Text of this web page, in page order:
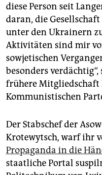
diese Person seit
daran, die
unter den Ukrainern
Aktivitäten sind mir
sowjetischen
besonders
frühere Mitgliedschaft
Kommunistischen
Der Stabschef der
Krotewytsch, warf ihr
Propaganda in die
staatliche Portal